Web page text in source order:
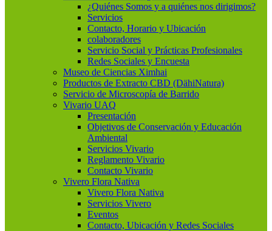
¿Quiénes Somos y a quiénes nos dirigimos?
Servicios
Contacto, Horario y Ubicación
colaboradores
Servicio Social y Prácticas Profesionales
Redes Sociales y Encuesta
Museo de Ciencias Ximhai
Productos de Extracto CBD (DähiNatura)
Servicio de Microscopía de Barrido
Vivario UAQ
Presentación
Objetivos de Conservación y Educación
Ambiental
Servicios Vivario
Reglamento Vivario
Contacto Vivario
Vivero Flora Nativa
Vivero Flora Nativa
Servicios Vivero
Eventos
Contacto, Ubicación y Redes Sociales